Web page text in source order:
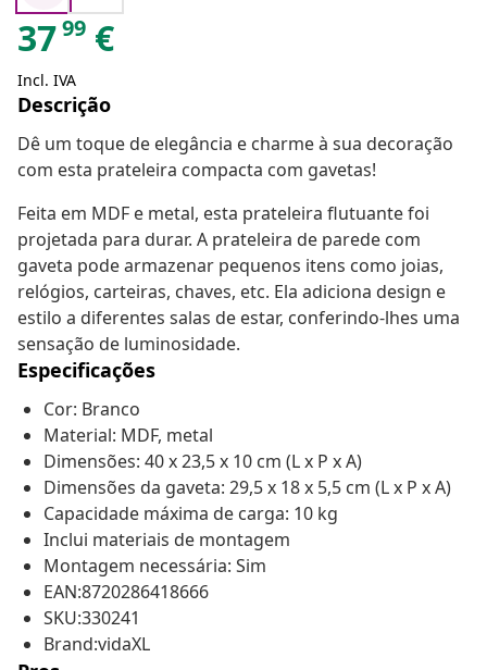
3799 €
Incl. IVA
Descrição
Dê um toque de elegância e charme à sua decoração
com esta prateleira compacta com gavetas!
Feita em MDF e metal, esta prateleira flutuante foi
projetada para durar. A prateleira de parede com
gaveta pode armazenar pequenos itens como joias,
relógios, carteiras, chaves, etc. Ela adiciona design e
estilo a diferentes salas de estar, conferindo-lhes uma
sensação de luminosidade.
Especificações
Cor: Branco
Material: MDF, metal
Dimensões: 40 x 23,5 x 10 cm (L x P x A)
Dimensões da gaveta: 29,5 x 18 x 5,5 cm (L x P x A)
Capacidade máxima de carga: 10 kg
Inclui materiais de montagem
Montagem necessária: Sim
EAN:8720286418666
SKU:330241
Brand:vidaXL